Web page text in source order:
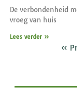
De verbondenheid
vroeg van huis
Lees verder »
«